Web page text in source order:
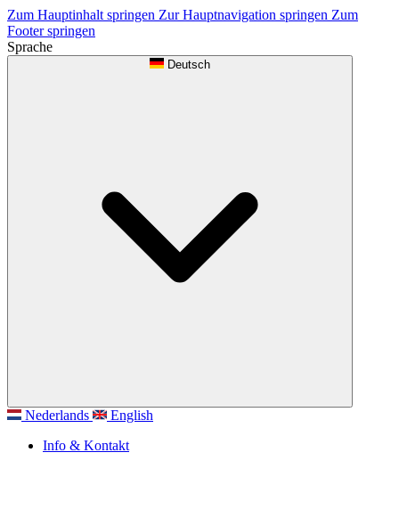
Zum Hauptinhalt springen Zur Hauptnavigation springen Zum
Footer springen
Sprache
Deutsch
Nederlands
English
Info & Kontakt